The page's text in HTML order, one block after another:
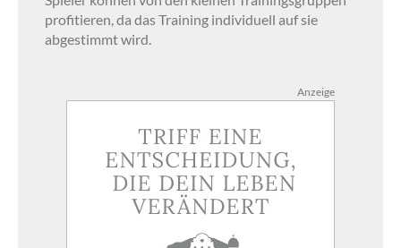
profitieren, da das Training individuell auf sie
abgestimmt wird.
Anzeige